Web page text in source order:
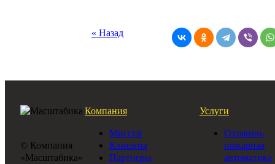
« Назад
© Компания
«Масштабика»
Компания
Миссия
Клиенты
Партнеры
Услуги
Охранно-
пожарная
автоматика